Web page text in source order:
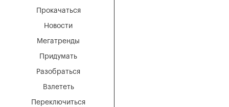
Мегатренды
Придумать
Разобраться
Взлететь
Новости
Переключиться
Прокачаться